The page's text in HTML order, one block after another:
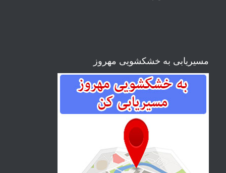
مسیریابی به خشکشویی مهروز